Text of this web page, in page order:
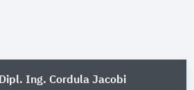
Dipl. Ing. Cordula Jacobi